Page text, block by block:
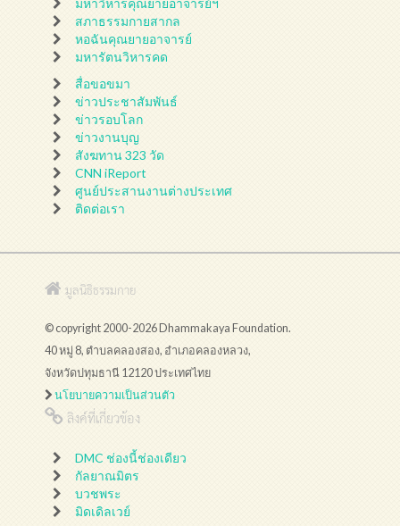
มหาวิหารคุณยายอาจารย์ฯ
สภาธรรมกายสากล
หอฉันคุณยายอาจารย์
มหารัตนวิหารคด
สื่อขอขมา
ข่าวประชาสัมพันธ์
ข่าวรอบโลก
ข่าวงานบุญ
สังฆทาน 323 วัด
CNN iReport
ศูนย์ประสานงานต่างประเทศ
ติดต่อเรา
มูลนิธิธรรมกาย
© copyright 2000-2026 Dhammakaya Foundation.
40 หมู่ 8, ตำบลคลองสอง, อำเภอคลองหลวง,
จังหวัดปทุมธานี 12120 ประเทศไทย
นโยบายความเป็นส่วนตัว
ลิงค์ที่เกี่ยวข้อง
DMC ช่องนี้ช่องเดียว
กัลยาณมิตร
บวชพระ
มิดเดิลเวย์